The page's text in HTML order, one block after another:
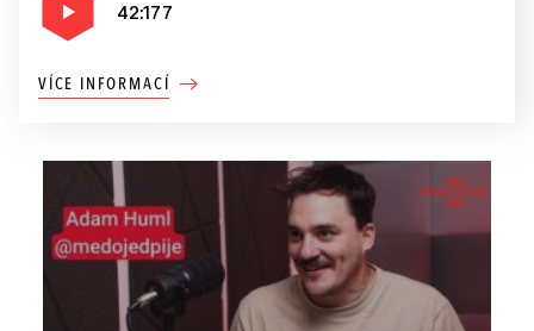
42:177
VÍCE INFORMACÍ